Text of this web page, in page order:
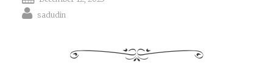
sadudin